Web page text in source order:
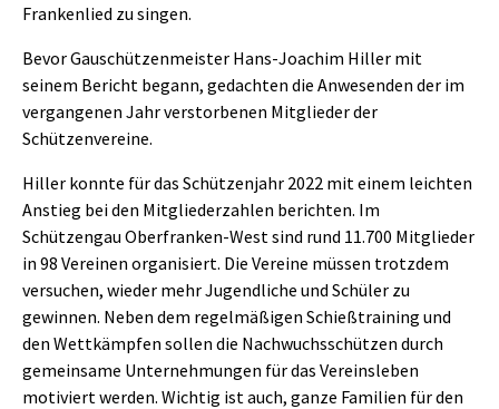
Frankenlied zu singen.
Bevor Gauschützenmeister Hans-Joachim Hiller mit
seinem Bericht begann, gedachten die Anwesenden der im
vergangenen Jahr verstorbenen Mitglieder der
Schützenvereine.
Hiller konnte für das Schützenjahr 2022 mit einem leichten
Anstieg bei den Mitgliederzahlen berichten. Im
Schützengau Oberfranken-West sind rund 11.700 Mitglieder
in 98 Vereinen organisiert. Die Vereine müssen trotzdem
versuchen, wieder mehr Jugendliche und Schüler zu
gewinnen. Neben dem regelmäßigen Schießtraining und
den Wettkämpfen sollen die Nachwuchsschützen durch
gemeinsame Unternehmungen für das Vereinsleben
motiviert werden. Wichtig ist auch, ganze Familien für den